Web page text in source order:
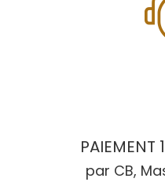
PAIEMENT
par CB,